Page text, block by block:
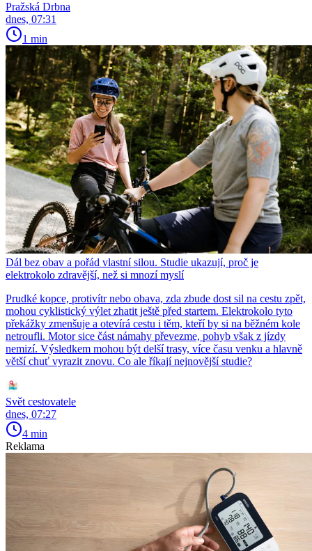
Pražská Drbna
dnes, 07:31
1 min
Dál bez obav a pořád vlastní silou. Studie ukazují, proč je
elektrokolo zdravější, než si mnozí myslí
Prudké kopce, protivítr nebo obava, zda zbude dost sil na cestu zpět,
mohou cyklistický výlet zhatit ještě před startem. Elektrokolo tyto
překážky zmenšuje a otevírá cestu i těm, kteří by si na běžném kole
netroufli. Motor sice část námahy převezme, pohyb však z jízdy
nemizí. Výsledkem mohou být delší trasy, více času venku a hlavně
větší chuť vyrazit znovu. Co ale říkají nejnovější studie?
Svět cestovatele
dnes, 07:27
4 min
Reklama